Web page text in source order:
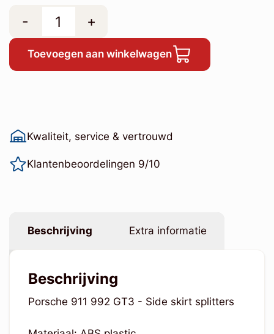
- +
Toevoegen aan winkelwagen
Kwaliteit, service & vertrouwd
Klantenbeoordelingen 9/10
Beschrijving Extra informatie
Beschrijving
Porsche 911 992 GT3 - Side skirt splitters